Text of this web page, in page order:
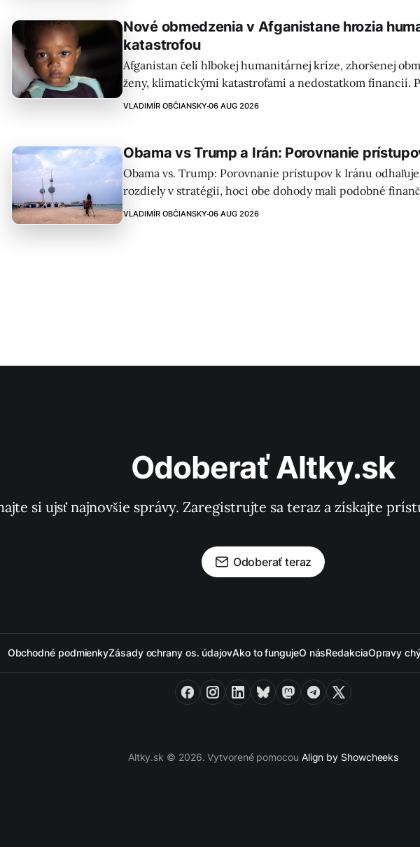
Nové obmedzenia v Afganistane hrozia
katastrofou
Afganistan čelí hlbokej humanitárnej kríze, zhoršenej
ženy, klimatickými katastrofami a nedostatkom financií.
bezpečnostné riziká situáciu ešte stupňujú.
VLADIMÍR OBČIANSKY 06 AUG 2026
Obama vs Trump a Irán: Porovnanie
Obama vs. Trump: Porovnanie prístupov k Iránu
rozdiely v stratégii, hoci obe dohody mali podobné
Zeihan tvrdí, že Trumpova politika predstavuje
VLADIMÍR OBČIANSKY 06 AUG 2026
Odoberať Altky.sk
si ujsť najnovšie správy. Zaregistrujte sa teraz a získajte
Odoberať teraz
Obchodné podmienkyZásady ochrany os. údajovAko to fungujeO násRedakciaOpravy
FacebookInstagramLinkedInBlueskyMastodon
Telegram
X
Altky.sk © 2026. Vytvorené pomocou Align by Showcheeks